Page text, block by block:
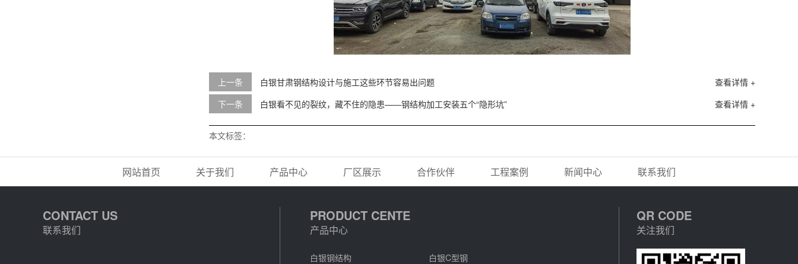
上一条 查看详情 +
白银甘肃钢结构设计与施工这些环节容易出问题
下一条
查看详情 +
白银看不见的裂纹，藏不住的隐患——钢结构加工安装五个“隐形坑”
本文标签：
网站首页 关于我们 产品中心 厂区展示 合作伙伴 工程案例 新闻中心 联系我们
CONTACT US
联系我们
PRODUCT CENTE
产品中心
白银钢结构 白银C型钢
QR CODE
关注我们